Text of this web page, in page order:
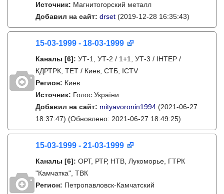
Источник: Магнитогорский металл
Добавил на сайт: drset (2019-12-28 16:35:43)
15-03-1999 - 18-03-1999
Каналы [6]: УТ-1, УТ-2 / 1+1, УТ-3 / IНТЕР /
КДРТРК, ТЕТ / Киев, СТБ, ICTV
Регион: Киев
Источник: Голос України
Добавил на сайт: mityavoronin1994 (2021-06-27
18:37:47) (Обновлено: 2021-06-27 18:49:25)
15-03-1999 - 21-03-1999
Каналы [6]: ОРТ, РТР, НТВ, Лукоморье, ГТРК
"Камчатка", ТВК
Регион: Петропавловск-Камчатский